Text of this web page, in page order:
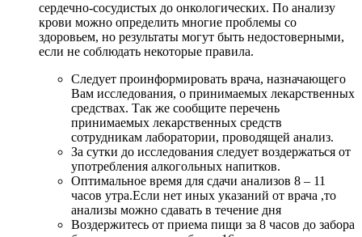
сердечно-сосудистых до онкологических. По анализу
крови можно определить многие проблемы со
здоровьем, но результаты могут быть недостоверными,
если не соблюдать некоторые правила.
Следует проинформировать врача, назначающего
Вам исследования, о принимаемых лекарственных
средствах. Так же сообщите перечень
принимаемых лекарственных средств
сотрудникам лаборатории, проводящей анализ.
За сутки до исследования следует воздержаться от
употребления алкогольных напитков.
Оптимальное время для сдачи анализов 8 – 11
часов утра.Если нет иных указаний от врача ,то
анализы можно сдавать в течение дня
Воздержитесь от приема пищи за 8 часов до забора